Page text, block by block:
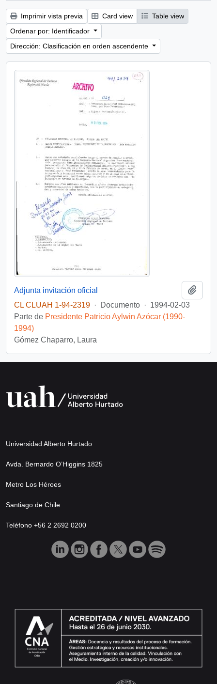
Imprimir vista previa Card view
Table view
Ordenar por: Identificador
Dirección: Clasificación en orden ascendente
Adjunta invitación oficial
CL CLUAH 1-94-2319 · Documento · 1994-02-03
Parte de Presidente Patricio Aylwin Azócar (1990-
1994)
Gómez Chaparro, Laura
Universidad Alberto Hurtado
Avda. Bernardo O’Higgins 1825
Metro Los Héroes
Santiago de Chile
Teléfono +56 2 2692 0200